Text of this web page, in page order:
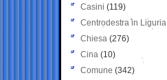
Casini (119)
Centrodestra in Liguria
Chiesa (276)
Cina (10)
Comune (342)